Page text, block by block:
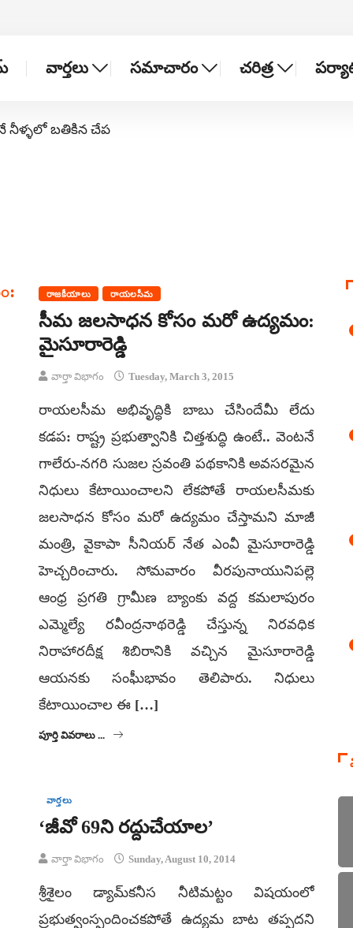
వార్తలు సమాచారం చరిత్ర
నీళ్ళలో బతికిన చేప
రాజకీయాలు రాయలసీమ
సీమ జలసాధన కోసం మరో ఉద్యమం:
మైసూరారెడ్డి
వార్తా విభాగం Tuesday, March 3, 2015
రాయలసీమ అభివృద్ధికి బాబు చేసిందేమీ లేదు
కడప: రాష్ట్ర ప్రభుత్వానికి చిత్తశుద్ధి ఉంటే.. వెంటనే
గాలేరు-నగరి సుజల స్రవంతి పథకానికి అవసరమైన
నిధులు కేటాయించాలని లేకపోతే రాయలసీమకు
జలసాధన కోసం మరో ఉద్యమం చేస్తామని మాజీ
మంత్రి, వైకాపా సీనియర్ నేత ఎంవీ మైసూరారెడ్డి
హెచ్చరించారు. సోమవారం వీరపునాయునిపల్లె
ఆంధ్ర ప్రగతి గ్రామీణ బ్యాంకు వద్ద కమలాపురం
ఎమ్మెల్యే రవీంద్రనాథరెడ్డి చేస్తున్న నిరవధిక
నిరాహారదీక్ష శిబిరానికి వచ్చిన మైసూరారెడ్డి
ఆయనకు సంఘీభావం తెలిపారు. నిధులు
కేటాయించాల ఈ […]
పూర్తి వివరాలు ...
వార్తలు
‘జీవో 69ని రద్దుచేయాల’
వార్తా విభాగం Sunday, August 10, 2014
శ్రీశైలం డ్యామ్‌కనీస నీటిమట్టం విషయంలో
ప్రభుత్వంస్పందించకపోతే ఉద్యమ బాట తప్పదని